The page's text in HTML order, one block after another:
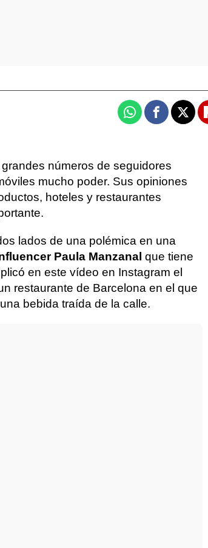
WhatsappFacebook
X
números de seguidores
mucho poder. Sus opiniones
hoteles y restaurantes
lados de una polémica en una
Paula Manzanal que tiene
en este vídeo en Instagram el
restaurante de Barcelona en el que
bebida traída de la calle.